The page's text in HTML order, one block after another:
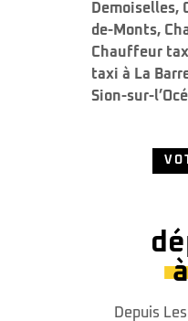
Demoiselles,
de-Monts,
Chauffeur
taxi à La
Sion-sur-
Depuis